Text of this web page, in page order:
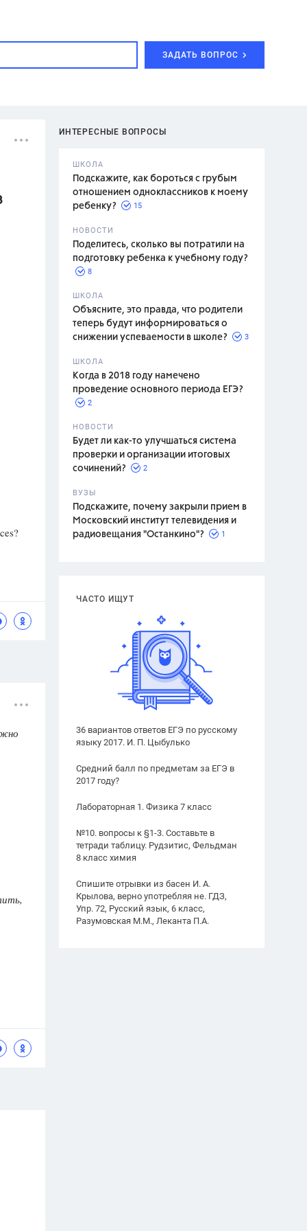
ЗАДАТЬ ВОПРОС
ИНТЕРЕСНЫЕ ВОПРОСЫ
ШКОЛА
Подскажите, как бороться с грубым
отношением одноклассников к моему
ребенку?
15
НОВОСТИ
Поделитесь, сколько вы потратили на
подготовку ребенка к учебному году?
8
ШКОЛА
Объясните, это правда, что родители
теперь будут информироваться о
снижении успеваемости в школе?
3
ШКОЛА
Когда в 2018 году намечено
проведение основного периода ЕГЭ?
2
НОВОСТИ
Будет ли как-то улучшаться система
проверки и организации итоговых
сочинений?
2
ВУЗЫ
Подскажите, почему закрыли прием в
Московский институт телевидения и
радиовещания "Останкино"?
1
ЧАСТО ИЩУТ
36 вариантов ответов ЕГЭ по русскому
языку 2017. И. П. Цыбулько
Средний балл по предметам за ЕГЭ в
2017 году?
Лабораторная 1. Физика 7 класс
№10. вопросы к §1-3. Составьте в
тетради таблицу. Рудзитис, Фельдман
8 класс химия
Спишите отрывки из басен И. А.
Крылова, верно употребляя не. ГДЗ,
Упр. 72, Русский язык, 6 класс,
Разумовская М.М., Леканта П.А.